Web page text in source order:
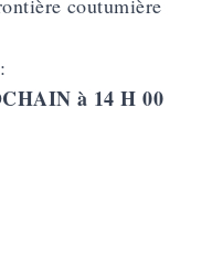
coutumière
à 14 H 00